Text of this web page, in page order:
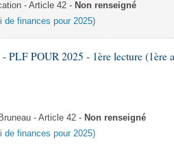
- Article 42 - Non renseigné
de finances pour 2025)
PLF POUR 2025 - 1ère lecture (1ère
- Article 42 - Non renseigné
de finances pour 2025)